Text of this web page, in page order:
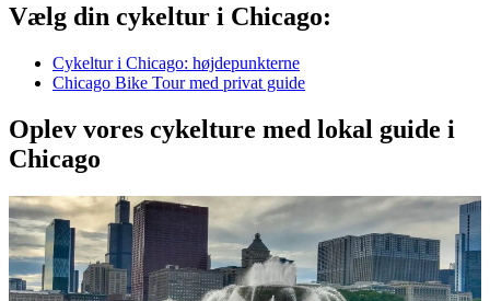
Vælg din cykeltur i Chicago:
Cykeltur i Chicago: højdepunkterne
Chicago Bike Tour med privat guide
Oplev vores cykelture med lokal guide i
Chicago